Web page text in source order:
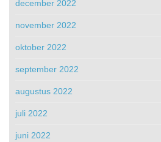
december 2022
november 2022
oktober 2022
september 2022
augustus 2022
juli 2022
juni 2022